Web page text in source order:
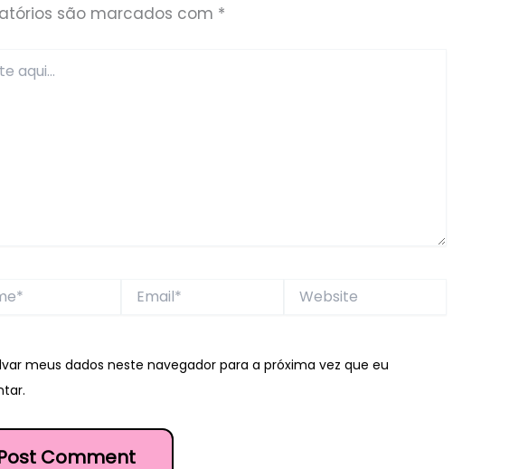
são marcados com *
Website
meus dados neste navegador para a próxima vez que eu